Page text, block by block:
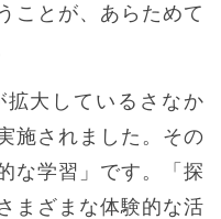
ことが、あらためて
大しているさなか
施されました。その
な学習」です。「探
まざまな体験的な活